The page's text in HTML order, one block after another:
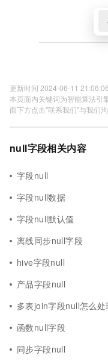
更新时间 2024-06-11 21:06:06
本页面内关键词为智能算法引
面下方点击"联系我们"与我们沟
null字段相关内容
字段null
字段null数据
字段null默认值
离线同步null字段
hive字段null
产品字段null
多表join字段null怎么处
函数null字段
同步字段null